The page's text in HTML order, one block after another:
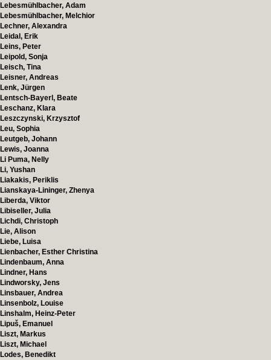
Lebesmühlbacher, Adam
Lebesmühlbacher, Melchior
Lechner, Alexandra
Leidal, Erik
Leins, Peter
Leipold, Sonja
Leisch, Tina
Leisner, Andreas
Lenk, Jürgen
Lentsch-Bayerl, Beate
Leschanz, Klara
Leszczynski, Krzysztof
Leu, Sophia
Leutgeb, Johann
Lewis, Joanna
Li Puma, Nelly
Li, Yushan
Liakakis, Periklis
Lianskaya-Lininger, Zhenya
Liberda, Viktor
Libiseller, Julia
Lichdi, Christoph
Lie, Alison
Liebe, Luisa
Lienbacher, Esther Christina
Lindenbaum, Anna
Lindner, Hans
Lindworsky, Jens
Linsbauer, Andrea
Linsenbolz, Louise
Linshalm, Heinz-Peter
Lipuš, Emanuel
Liszt, Markus
Liszt, Michael
Lodes, Benedikt